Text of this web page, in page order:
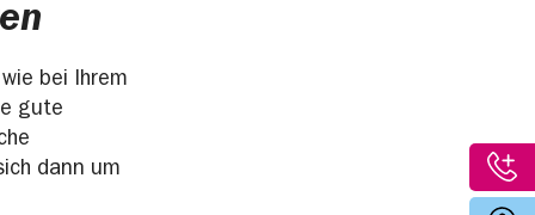
bei Ihrem
gute
dann um